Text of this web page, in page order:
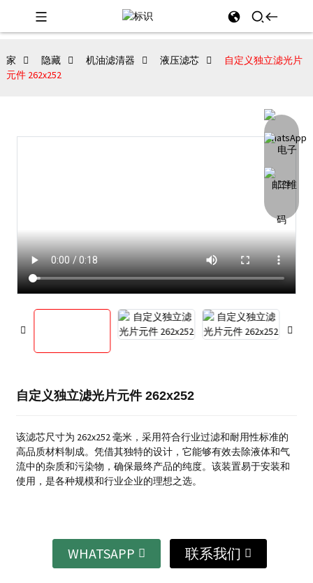
家 隐藏 机油滤清器 液压滤芯
自定义独立滤光片
元件 262x252
自定义独立滤光片元件 262x252
该滤芯尺寸为 262x252 毫米，采用符合行业过滤和耐用性标准的
高品质材料制成。凭借其独特的设计，它能够有效去除液体和气
流中的杂质和污染物，确保最终产品的纯度。该装置易于安装和
使用，是各种规模和行业企业的理想之选。
WHATSAPP 联系我们